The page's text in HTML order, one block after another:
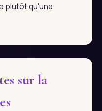
plutôt qu'une
sur la